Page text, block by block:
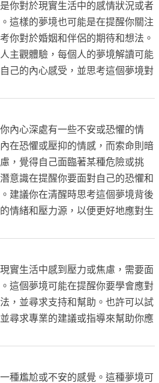
你對於現實生活中的感情狀況或者
這樣的夢境也可能是在提醒你關注
你對於婚姻和伴侶的期待和想法。
主觀體驗，每個人的夢境解讀可能
己的內心感受，並思考這個夢境對
內心深處有一些不安或恐懼的情
在恐懼或壓抑的情感，而索命則暗
，覺得自己面臨著某種危險或挑
意識在提醒你要面對自己的恐懼和
建議你在清醒時思考這個夢境背後
情緒和壓力源，以便更好地應對生
實生活中感到壓力或焦慮，需要面
這個夢境可能在提醒你要學會應對
，並尋求支持和幫助。也許可以試
尋求專業的建議或指導來幫助你應
種尷尬或不安的感覺。這種夢境可